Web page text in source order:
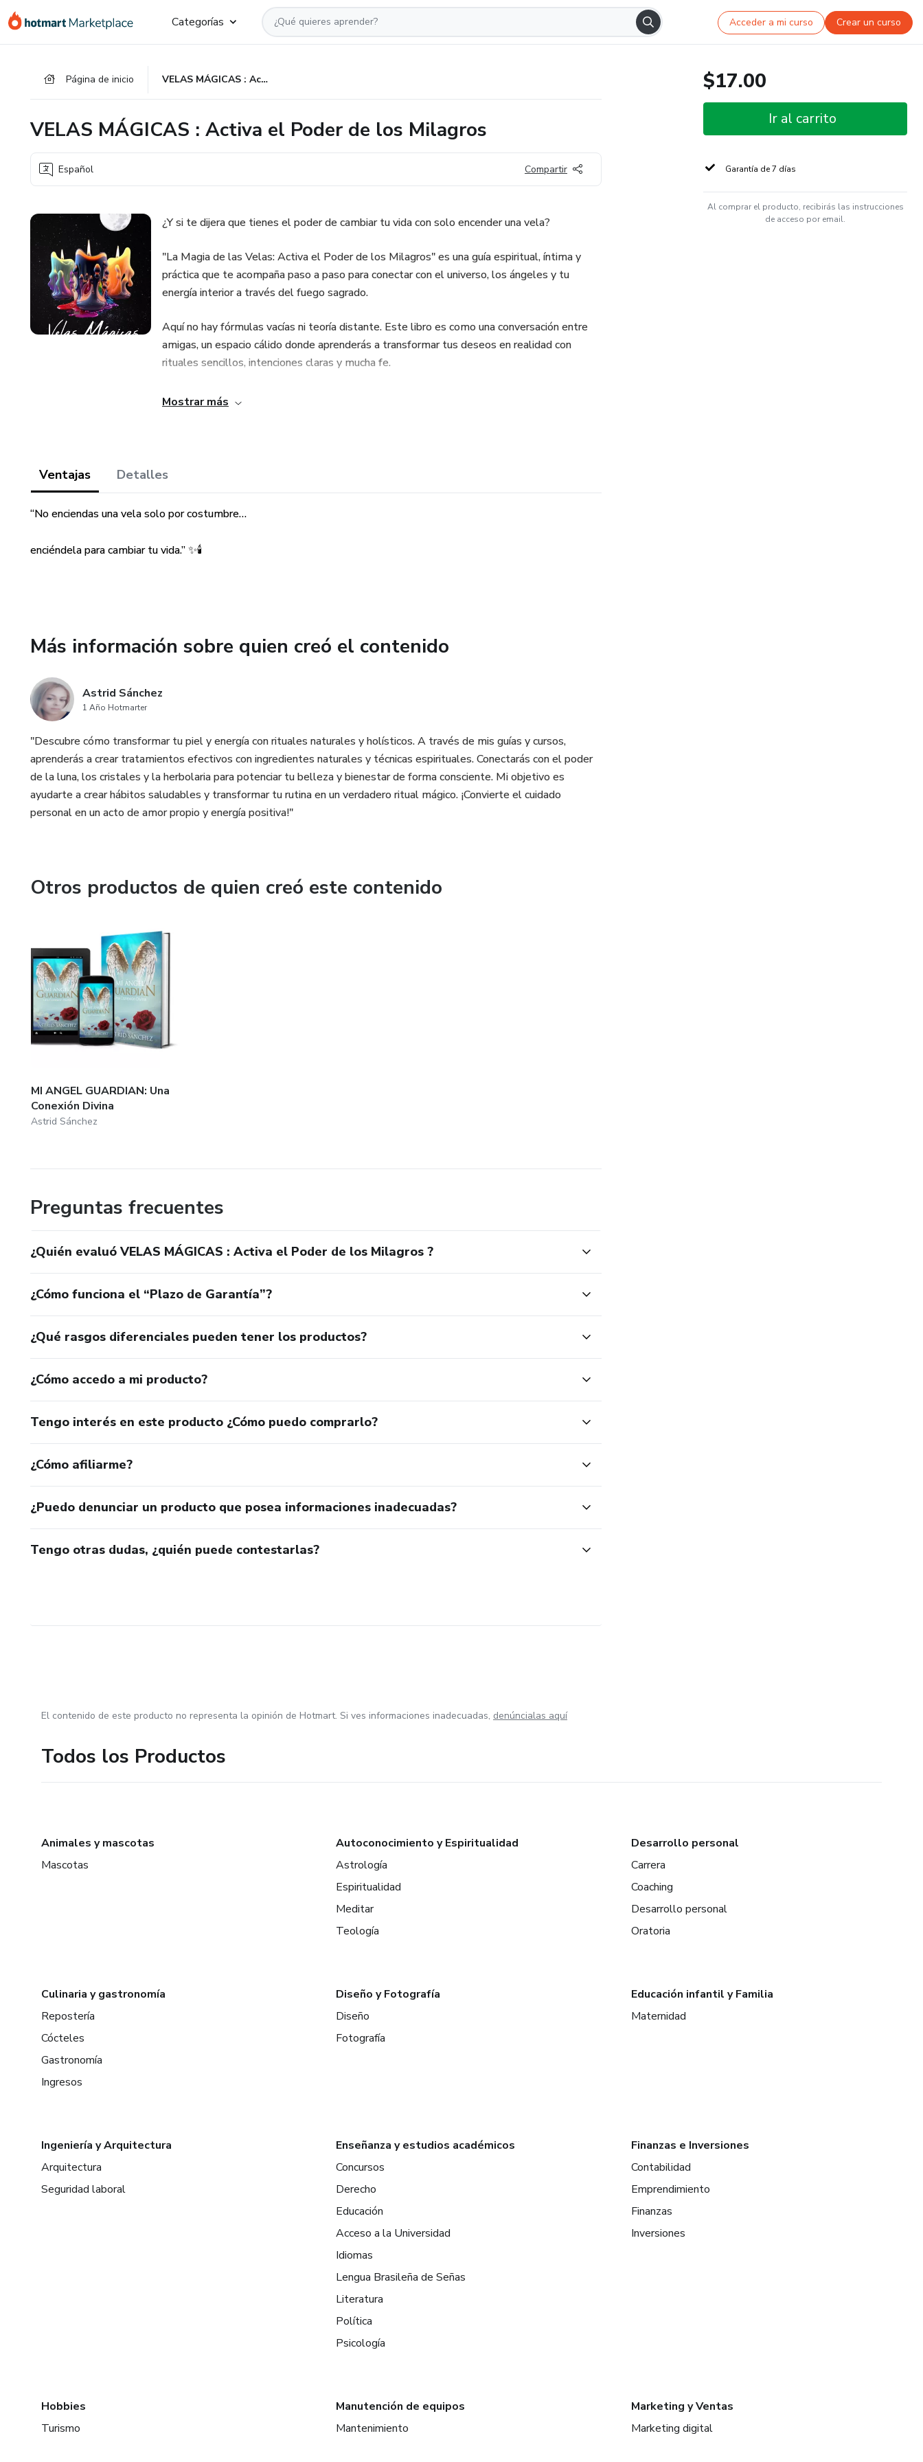
Categorías Acceder a mi curso Crear un curso
Página de inicio VELAS MÁGICAS : Activa el Poder de los Milagros
VELAS MÁGICAS : Activa el Poder de los Milagros
Español Compartir
¿Y si te dijera que tienes el poder de cambiar tu vida con solo encender una vela?
"La Magia de las Velas: Activa el Poder de los Milagros" es una guía espiritual, íntima y
práctica que te acompaña paso a paso para conectar con el universo, los ángeles y tu
energía interior a través del fuego sagrado.
Aquí no hay fórmulas vacías ni teoría distante. Este libro es como una conversación entre
amigas, un espacio cálido donde aprenderás a transformar tus deseos en realidad con
rituales sencillos, intenciones claras y mucha fe.
✨ Descubrirás:
protección.
🌿 El significado espiritual de los colores, los mejores días y horas para encender tu vela
Incluye bonus especiales:
Este no es solo un libro… es un llamado a tu alma. Porque no enciendes una vela para ver...
la enciendes para creer.
¿Estás lista para activar tu magia y pedirle al universo lo que mereces?
Mostrar más
Ventajas Detalles
“No enciendas una vela solo por costumbre…
enciéndela para cambiar tu vida.” ✨🕯️
Más información sobre quien creó el contenido
Astrid Sánchez
1 Año Hotmarter
"Descubre cómo transformar tu piel y energía con rituales naturales y holísticos. A través de mis guías y cursos,
aprenderás a crear tratamientos efectivos con ingredientes naturales y técnicas espirituales. Conectarás con el poder
de la luna, los cristales y la herbolaria para potenciar tu belleza y bienestar de forma consciente. Mi objetivo es
ayudarte a crear hábitos saludables y transformar tu rutina en un verdadero ritual mágico. ¡Convierte el cuidado
personal en un acto de amor propio y energía positiva!"
Otros productos de quien creó este contenido
MI ANGEL GUARDIAN: Una
Conexión Divina
Astrid Sánchez
Preguntas frecuentes
¿Quién evaluó VELAS MÁGICAS : Activa el Poder de los Milagros ?
¿Cómo funciona el “Plazo de Garantía”?
¿Qué rasgos diferenciales pueden tener los productos?
¿Cómo accedo a mi producto?
Tengo interés en este producto ¿Cómo puedo comprarlo?
¿Cómo afiliarme?
¿Puedo denunciar un producto que posea informaciones inadecuadas?
Tengo otras dudas, ¿quién puede contestarlas?
$17.00
Ir al carrito
Garantía de 7 días
Al comprar el producto, recibirás las instrucciones
de acceso por email.
El contenido de este producto no representa la opinión de Hotmart. Si ves informaciones inadecuadas, denúncialas aquí
Todos los Productos
Animales y mascotas
Mascotas
Autoconocimiento y Espiritualidad
Astrología
Espiritualidad
Meditar
Teología
Desarrollo personal
Carrera
Coaching
Desarrollo personal
Oratoria
Culinaria y gastronomía
Repostería
Cócteles
Gastronomía
Ingresos
Diseño y Fotografía
Diseño
Fotografía
Educación infantil y Familia
Maternidad
Ingeniería y Arquitectura
Arquitectura
Seguridad laboral
Enseñanza y estudios académicos
Concursos
Derecho
Educación
Acceso a la Universidad
Idiomas
Lengua Brasileña de Señas
Literatura
Política
Psicología
Finanzas e Inversiones
Contabilidad
Emprendimiento
Finanzas
Inversiones
Hobbies
Turismo
Manutención de equipos
Mantenimiento
Marketing y Ventas
Marketing digital